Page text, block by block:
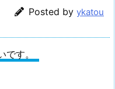
Posted by ykatou
す。